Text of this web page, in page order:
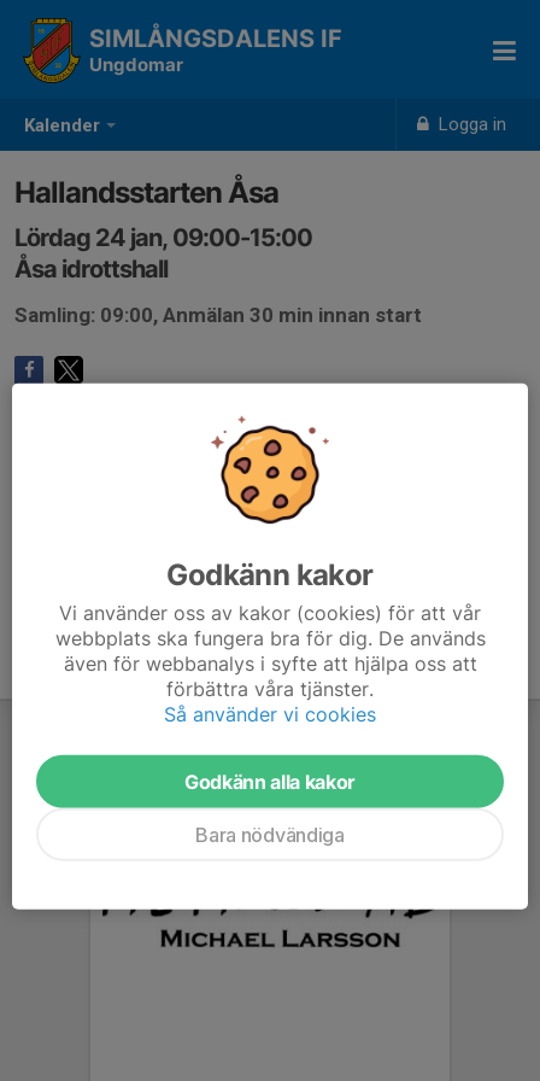
Kalender Logga in
SIMLÅNGSDALENS IF
Ungdomar
Hallandsstarten Åsa
Lördag 24 jan, 09:00-15:00
Åsa idrottshall
Samling: 09:00, Anmälan 30 min innan start
Godkänn kakor
Vi använder oss av kakor (cookies) för att vår
webbplats ska fungera bra för dig. De används
även för webbanalys i syfte att hjälpa oss att
förbättra våra tjänster.
Så använder vi cookies
Godkänn alla kakor
Bara nödvändiga